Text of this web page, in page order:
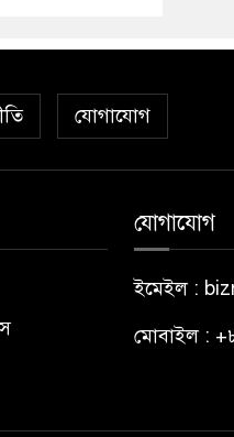
যোগাযোগ
যোগাযোগ
ইমেইল :
মোবাইল :